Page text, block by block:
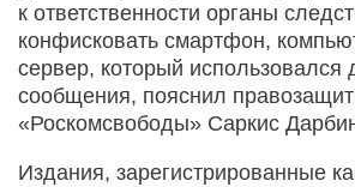
к ответственности органы
конфисковать смартфон,
сервер, который использовался
сообщения, пояснил
«Роскомсвободы» Саркис
Издания, зарегистрированные